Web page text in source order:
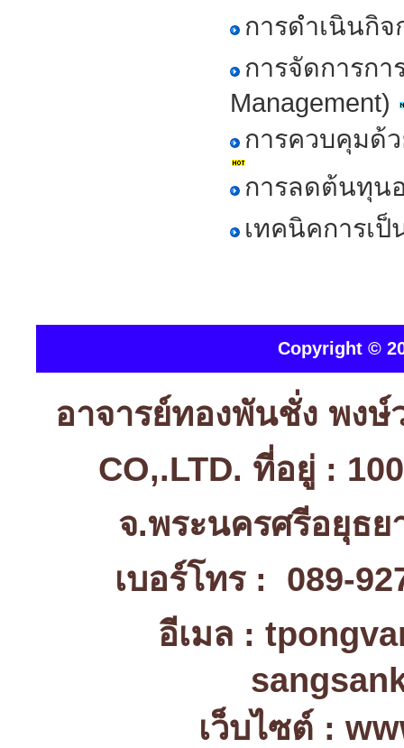
การดำเนินกิ
การจัดการก
Management)
การควบคุมด้ว
การลดต้นทุน
เทคนิคการเ
Copyright ©
อาจารย์ทองพันชั่ง พงษ์
CO,.LTD. ที่อยู่ :
จ.พระนครศรีอยุ
เบอร์โทร : 089-
อีเมล :
เว็บไซต์ :